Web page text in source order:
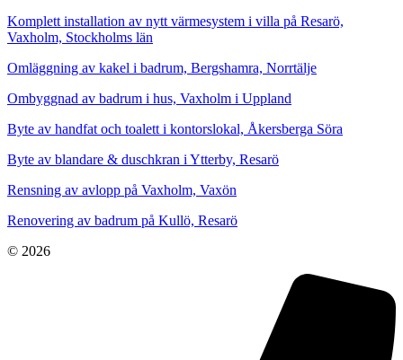
Komplett installation av nytt värmesystem i villa på Resarö,
Vaxholm, Stockholms län
Omläggning av kakel i badrum, Bergshamra, Norrtälje
Ombyggnad av badrum i hus, Vaxholm i Uppland
Byte av handfat och toalett i kontorslokal, Åkersberga Söra
Byte av blandare & duschkran i Ytterby, Resarö
Rensning av avlopp på Vaxholm, Vaxön
Renovering av badrum på Kullö, Resarö
© 2026